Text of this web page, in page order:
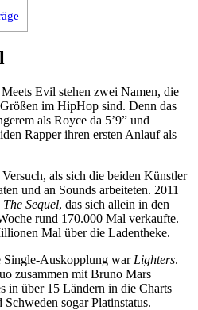
Evil stehen zwei Namen, die
im HipHop sind. Denn das
als Royce da 5’9” und
Rapper ihren ersten Anlauf als
als sich die beiden Künstler
und an Sounds arbeiteten. 2011
Sequel, das sich allein in den
rund 170.000 Mal verkaufte.
Mal über die Ladentheke.
Single-Auskopplung war Lighters.
zusammen mit Bruno Mars
in über 15 Ländern in die Charts
sogar Platinstatus.